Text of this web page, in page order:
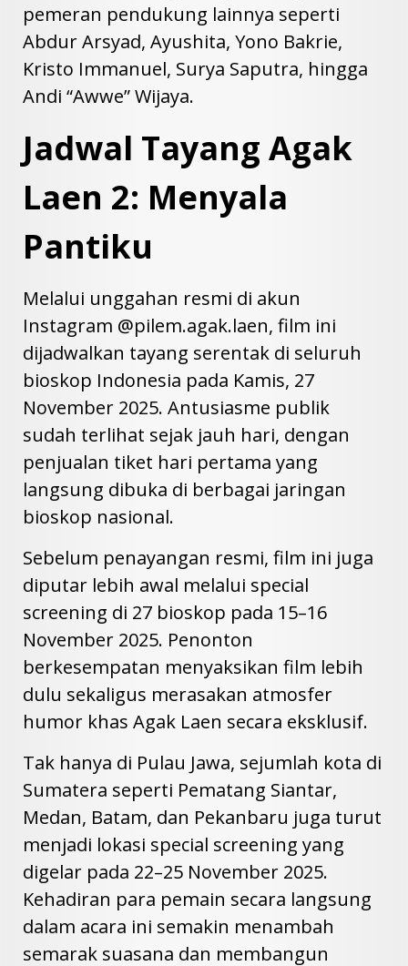
pemeran pendukung lainnya seperti
Abdur Arsyad, Ayushita, Yono Bakrie,
Kristo Immanuel, Surya Saputra, hingga
Andi “Awwe” Wijaya.
Jadwal Tayang Agak
Laen 2: Menyala
Pantiku
Melalui unggahan resmi di akun
Instagram @pilem.agak.laen, film ini
dijadwalkan tayang serentak di seluruh
bioskop Indonesia pada Kamis, 27
November 2025. Antusiasme publik
sudah terlihat sejak jauh hari, dengan
penjualan tiket hari pertama yang
langsung dibuka di berbagai jaringan
bioskop nasional.
Sebelum penayangan resmi, film ini juga
diputar lebih awal melalui special
screening di 27 bioskop pada 15–16
November 2025. Penonton
berkesempatan menyaksikan film lebih
dulu sekaligus merasakan atmosfer
humor khas Agak Laen secara eksklusif.
Tak hanya di Pulau Jawa, sejumlah kota di
Sumatera seperti Pematang Siantar,
Medan, Batam, dan Pekanbaru juga turut
menjadi lokasi special screening yang
digelar pada 22–25 November 2025.
Kehadiran para pemain secara langsung
dalam acara ini semakin menambah
semarak suasana dan membangun